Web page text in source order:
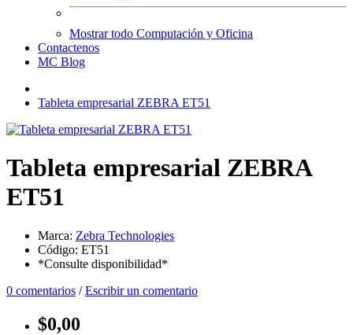
Mostrar todo Computación y Oficina
Contactenos
MC Blog
Tableta empresarial ZEBRA ET51
Tableta empresarial ZEBRA
ET51
Marca: Zebra Technologies
Código: ET51
*Consulte disponibilidad*
0 comentarios /Escribir un comentario
$0,00